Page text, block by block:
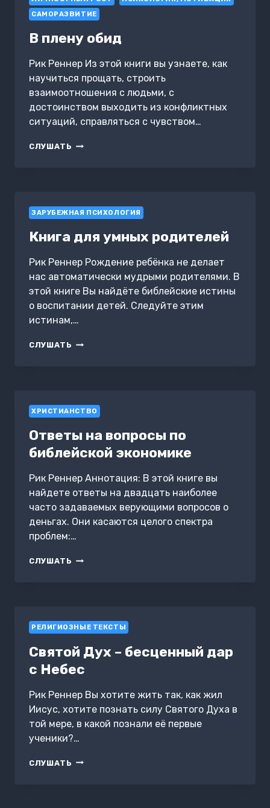
САМОРАЗВИТИЕ
В плену обид
Рик Реннер Из этой книги вы узнаете, как
научиться прощать, строить
взаимоотношения с людьми, с
достоинством выходить из конфликтных
ситуаций, справляться с чувством…
СЛУШАТЬ В
ЗАРУБЕЖНАЯ ПСИХОЛОГИЯ
Книга для умных родителей
Рик Реннер Рождение ребёнка не делает
нас автоматически мудрыми родителями. В
этой книге Вы найдёте библейские истины
о воспитании детей. Следуйте этим
истинам,…
СЛУШАТЬ КНИГА
ХРИСТИАНСТВО
Ответы на вопросы по
библейской экономике
Рик Реннер Аннотация: В этой книге вы
найдете ответы на двадцать наиболее
часто задаваемых верующими вопросов о
деньгах. Они касаются целого спектра
проблем:…
СЛУШАТЬ ОТВЕТЫ
РЕЛИГИОЗНЫЕ ТЕКСТЫ
Святой Дух – бесценный дар
с Небес
Рик Реннер Вы хотите жить так, как жил
Иисус, хотите познать силу Святого Духа в
той мере, в какой познали её первые
ученики?…
СЛУШАТЬ СВЯТОЙ